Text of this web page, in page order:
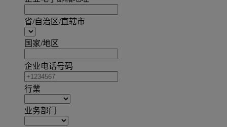
省/自治区/直辖市
国家/地区
企业电话号码
行業
业务部门